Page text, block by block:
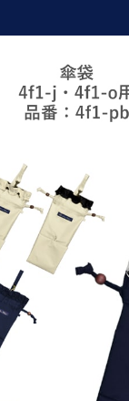
ない、丸くて美しい
ミドルサイズ
、雨の日でも安心の
キャップ・キャスケ
と影を作る、キャップ
っかりとカバー。半
ウェア
インナー
で、UVを98%以上カ
の日焼けの原因。メ
スキンケア
を活かした、無添加